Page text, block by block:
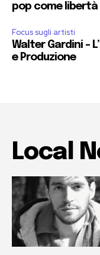
pop come libertà
Focus sugli artisti
Walter Gardini –
e Produzione
Local